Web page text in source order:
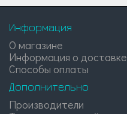
Информация
О магазине
Информация о доставке
Способы оплаты
Дополнительно
Производители